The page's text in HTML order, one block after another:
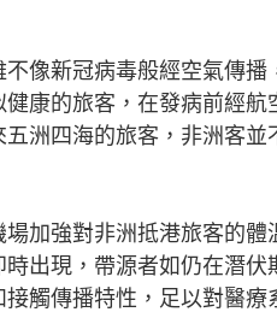
新冠病毒般經空氣傳播
健康的旅客，在發病前經
五洲四海的旅客，非洲客
強對非洲抵港旅客的體
出現，帶源者如仍在潛
觸傳播特性，足以對醫療